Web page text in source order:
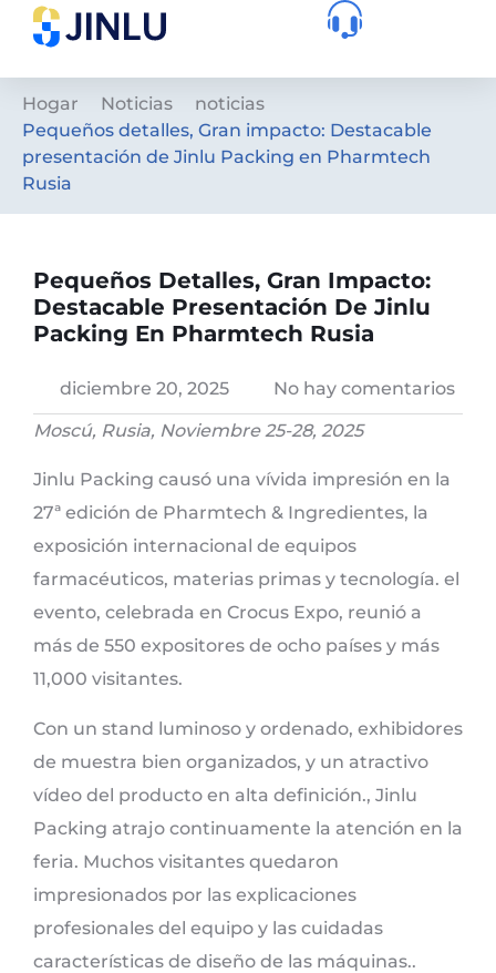
Hogar Noticias
noticias
Pequeños detalles, Gran impacto: Destacable
presentación de Jinlu Packing en Pharmtech
Rusia
Pequeños Detalles, Gran Impacto:
Destacable Presentación De Jinlu
Packing En Pharmtech Rusia
diciembre 20, 2025
No hay comentarios
Moscú, Rusia, Noviembre 25-28, 2025
Jinlu Packing causó una vívida impresión en la
27ª edición de Pharmtech & Ingredientes, la
exposición internacional de equipos
farmacéuticos, materias primas y tecnología. el
evento, celebrada en Crocus Expo, reunió a
más de 550 expositores de ocho países y más
11,000 visitantes.
Con un stand luminoso y ordenado, exhibidores
de muestra bien organizados, y un atractivo
vídeo del producto en alta definición., Jinlu
Packing atrajo continuamente la atención en la
feria. Muchos visitantes quedaron
impresionados por las explicaciones
profesionales del equipo y las cuidadas
características de diseño de las máquinas..